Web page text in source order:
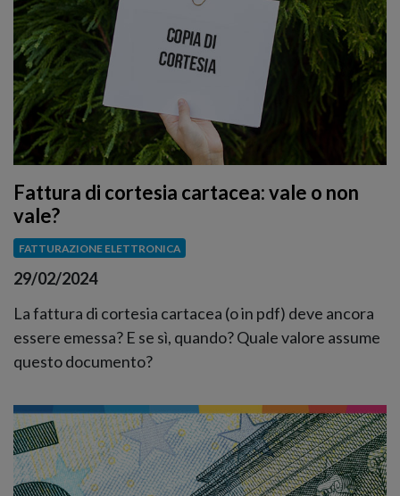
Fattura di cortesia cartacea: vale o non
vale?
FATTURAZIONE ELETTRONICA
29/02/2024
La fattura di cortesia cartacea (o in pdf) deve ancora
essere emessa? E se sì, quando? Quale valore assume
questo documento?